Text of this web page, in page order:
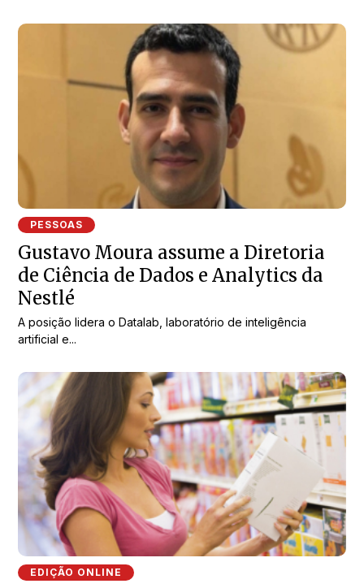
PESSOAS
Gustavo Moura assume a Diretoria
de Ciência de Dados e Analytics da
Nestlé
A posição lidera o Datalab, laboratório de inteligência
artificial e...
EDIÇÃO ONLINE